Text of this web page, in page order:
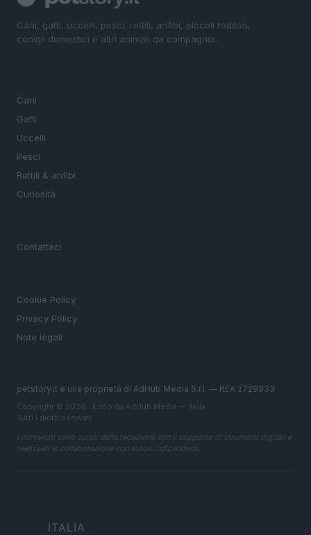
Cani, gatti, uccelli, pesci, rettili, anfibi, piccoli roditori,
conigli domestici e altri animali da compagnia.
Cani
Gatti
Uccelli
Pesci
Rettili & anfibi
Curiosità
Contattaci
Cookie Policy
Privacy Policy
Note legali
petstory.it è una proprietà di AdHub Media S.r.l. — REA 2729933
Copyright © 2026 · Edito da AdHub Media — Italia
Tutti i diritti riservati
I contenuti sono curati dalla redazione con il supporto di strumenti digitali e
realizzati in collaborazione con autori indipendenti.
ITALIA